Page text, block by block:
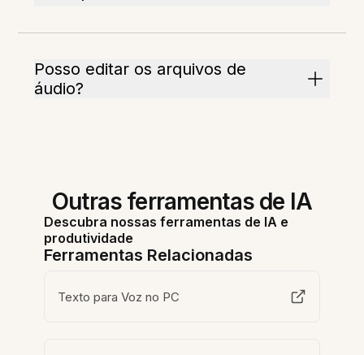
Posso editar os arquivos de
áudio?
Outras ferramentas de IA
Descubra nossas ferramentas de IA e
produtividade
Ferramentas Relacionadas
Texto para Voz no PC